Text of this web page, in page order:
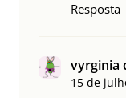
Resposta
vyrginia
15 de